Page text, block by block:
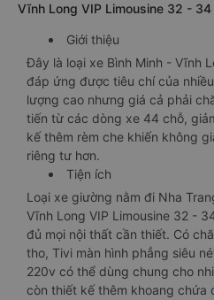
Vĩnh Long VIP Limousine 32 - 34
Giới thiệu
Đây là loại xe Bình Minh - Vĩnh
đáp ứng được tiêu chí của
lượng cao nhưng giá cả phải
tiến từ các dòng xe 44 chỗ,
kế thêm rèm che khiến không
riêng tư hơn.
Tiện ích
Loại xe giường nằm đi Nha
Vĩnh Long VIP Limousine 32 -
đủ mọi nội thất cần thiết. Có
tho, Tivi màn hình phẳng siêu
220v có thể dùng chung cho
còn thiết kế thêm khoang chứa